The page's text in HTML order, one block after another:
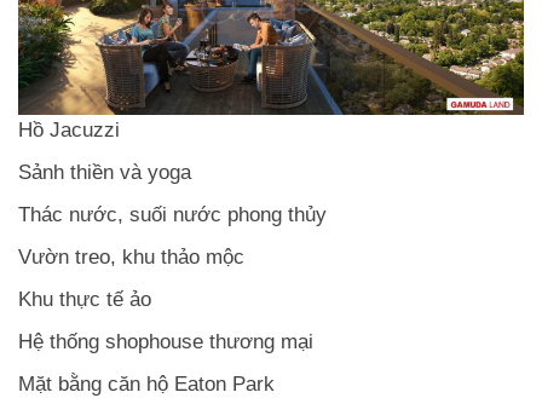
Hồ Jacuzzi
Sảnh thiền và yoga
Thác nước, suối nước phong thủy
Vườn treo, khu thảo mộc
Khu thực tế ảo
Hệ thống shophouse thương mại
Mặt bằng căn hộ Eaton Park